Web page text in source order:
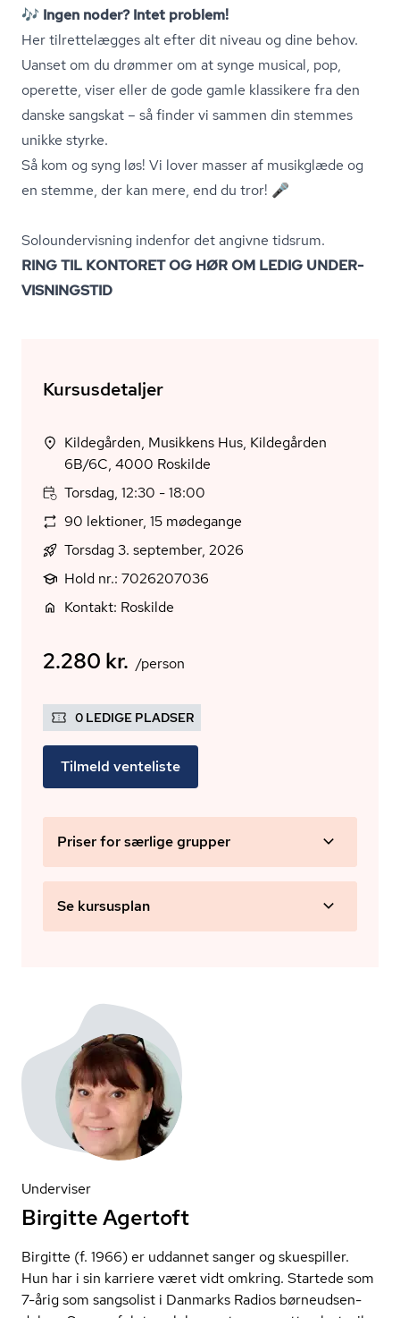
🎶 Ingen noder? Intet problem!
Her tilrettelægges alt efter dit niveau og dine behov.
Uanset om du drømmer om at synge musical, pop,
operette, viser eller de gode gamle klassikere fra den
danske sangskat – så finder vi sammen din stemmes
unikke styrke.
Så kom og syng løs! Vi lover masser af musikglæde og
en stemme, der kan mere, end du tror! 🎤
So­lo­un­der­vis­ning indenfor det angivne tidsrum.
RING TIL KONTORET OG HØR OM LEDIG UN­DER­
VIS­NINGS­TID
Kursusdetaljer
Kildegården, Musikkens Hus, Kildegården
6B/6C, 4000 Roskilde
Torsdag, 12:30 - 18:00
90 lektioner, 15 mødegange
Torsdag 3. september, 2026
Hold nr.: 7026207036
Kontakt: Roskilde
2.280 kr. /person
0 LEDIGE PLADSER
Tilmeld venteliste
Priser for særlige grupper
Se kursusplan
Underviser
Birgitte Agertoft
Birgitte (f. 1966) er uddannet sanger og skuespiller.
Hun har i sin karriere været vidt omkring. Startede som
7-årig som sangsolist i Danmarks Radios bør­ne­ud­sen­